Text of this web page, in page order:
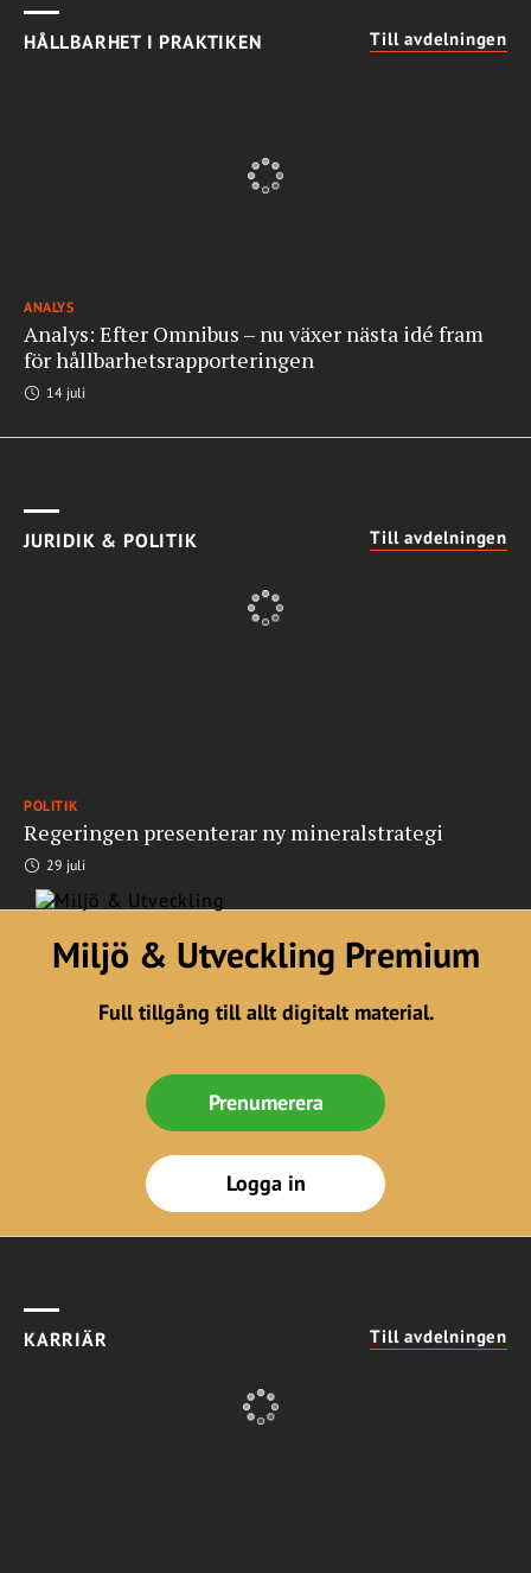
HÅLLBARHET I PRAKTIKEN Till avdelningen
ANALYS
Analys: Efter Omnibus – nu växer nästa idé fram
för hållbarhetsrapporteringen
14 juli
JURIDIK & POLITIK Till avdelningen
POLITIK
Regeringen presenterar ny mineralstrategi
29 juli
Miljö & Utveckling Premium
Full tillgång till allt digitalt material.
Prenumerera
Logga in
KARRIÄR Till avdelningen